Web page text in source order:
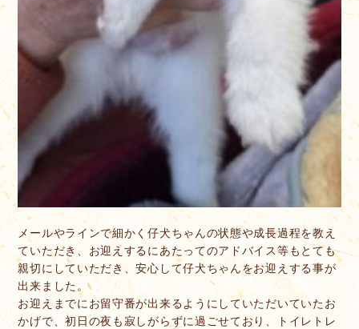
メールやラインで細かく仔犬ちゃんの状態や成長過程を教え
ていただき、お迎えするにあたってのアドバイス等もとても
親切にしていただき、安心して仔犬ちゃんをお迎えする事が
出来ました。
お迎えまでにお留守番が出来るようにしていただいていたお
かげで、初日の夜も寂しがらずに過ごせており、トイレトレ